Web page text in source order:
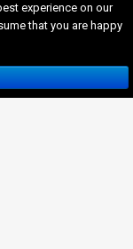
experience on our
that you are happy